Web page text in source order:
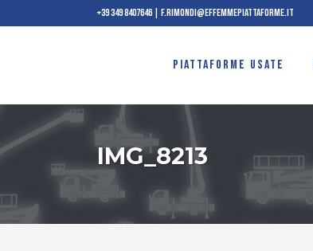
+39 349 8407646| f.rimondi@effemmepiattaforme.it
PIATTAFORME USATE
IMG_8213